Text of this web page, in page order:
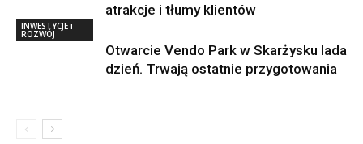
atrakcje i tłumy klientów
INWESTYCJE i
ROZWÓJ
Otwarcie Vendo Park w Skarżysku lada
dzień. Trwają ostatnie przygotowania